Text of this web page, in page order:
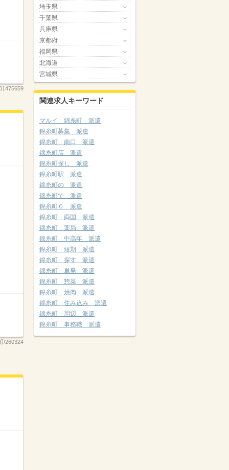
/260324
埼玉県
千葉県
兵庫県
京都府
福岡県
北海道
宮城県
関連求人キーワード
マルイ 錦糸町 派遣
錦糸町募集 派遣
錦糸町 南口 派遣
錦糸町店 派遣
錦糸町探し 派遣
錦糸町駅 派遣
錦糸町の 派遣
錦糸町で 派遣
錦糸町０ 派遣
錦糸町 両国 派遣
錦糸町 薬局 派遣
錦糸町 中高年 派遣
錦糸町 短期 派遣
錦糸町 探す 派遣
錦糸町 単発 派遣
錦糸町 惣菜 派遣
錦糸町 焼肉 派遣
錦糸町 住み込み 派遣
錦糸町 周辺 派遣
錦糸町 事務職 派遣